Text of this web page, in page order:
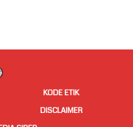
KODE ETIK
DISCLAIMER